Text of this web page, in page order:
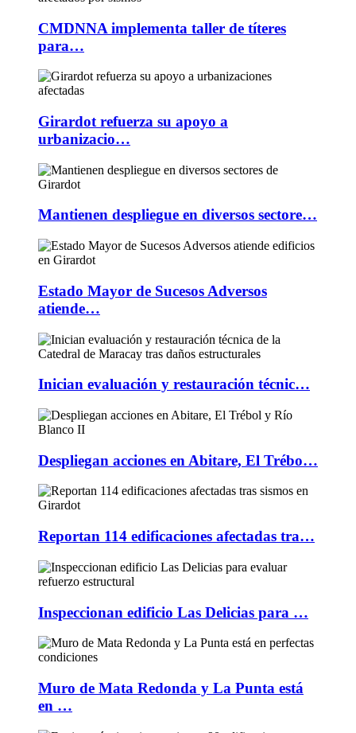
CMDNNA implementa taller de títeres
para…
Girardot refuerza su apoyo a
urbanizacio…
Mantienen despliegue en diversos sectore…
Estado Mayor de Sucesos Adversos
atiende…
Inician evaluación y restauración técnic…
Despliegan acciones en Abitare, El Trébo…
Reportan 114 edificaciones afectadas tra…
Inspeccionan edificio Las Delicias para …
Muro de Mata Redonda y La Punta está
en …